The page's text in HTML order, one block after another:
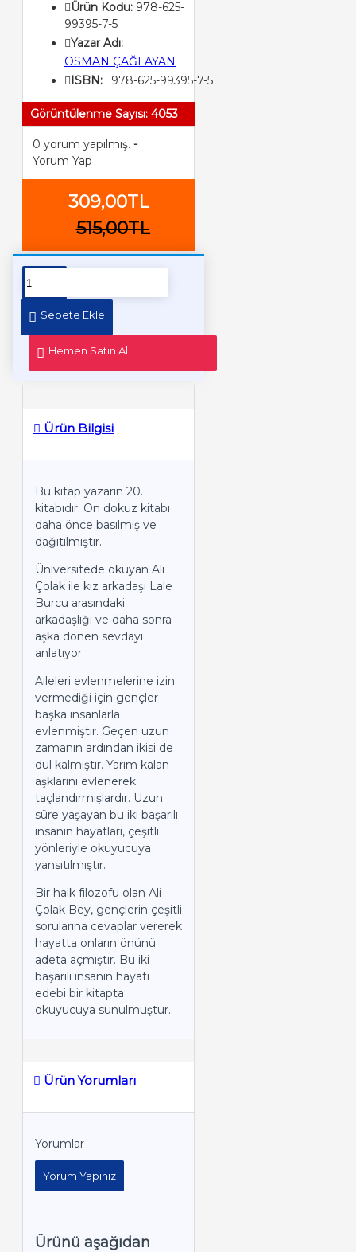
Ürün Kodu: 978-625-
99395-7-5
Yazar Adı:
OSMAN ÇAĞLAYAN
ISBN:
978-625-99395-7-5
Görüntülenme Sayısı: 4053
0 yorum yapılmış. -
Yorum Yap
309,00TL
515,00TL
Sepete Ekle
Hemen Satın Al
Ürün Bilgisi
Bu kitap yazarın 20.
kitabıdır. On dokuz kitabı
daha önce basılmış ve
dağıtılmıştır.
Üniversitede okuyan Ali
Çolak ile kız arkadaşı Lale
Burcu arasındaki
arkadaşlığı ve daha sonra
aşka dönen sevdayı
anlatıyor.
Aileleri evlenmelerine izin
vermediği için gençler
başka insanlarla
evlenmiştir. Geçen uzun
zamanın ardından ikisi de
dul kalmıştır. Yarım kalan
aşklarını evlenerek
taçlandırmışlardır. Uzun
süre yaşayan bu iki başarılı
insanın hayatları, çeşitli
yönleriyle okuyucuya
yansıtılmıştır.
Bir halk filozofu olan Ali
Çolak Bey, gençlerin çeşitli
sorularına cevaplar vererek
hayatta onların önünü
adeta açmıştır. Bu iki
başarılı insanın hayatı
edebi bir kitapta
okuyucuya sunulmuştur.
Ürün Yorumları
Yorumlar
Yorum Yapınız
Ürünü aşağıdan